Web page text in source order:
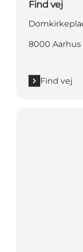
Find vej
8000 Aarhus
Find vej